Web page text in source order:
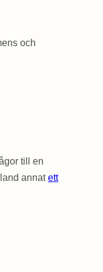
och
till en
annatett